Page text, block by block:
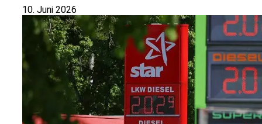
10. Juni 2026